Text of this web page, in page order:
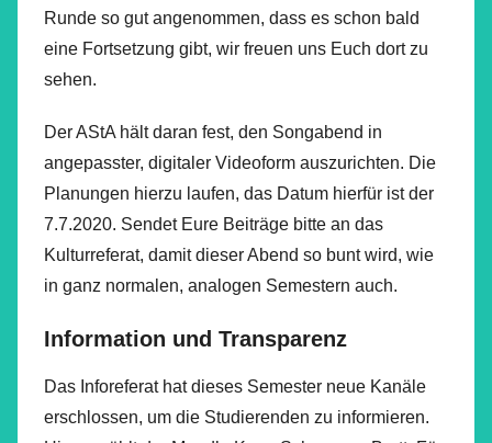
Runde so gut angenommen, dass es schon bald
eine Fortsetzung gibt, wir freuen uns Euch dort zu
sehen.
Der AStA hält daran fest, den Songabend in
angepasster, digitaler Videoform auszurichten. Die
Planungen hierzu laufen, das Datum hierfür ist der
7.7.2020. Sendet Eure Beiträge bitte an das
Kulturreferat, damit dieser Abend so bunt wird, wie
in ganz normalen, analogen Semestern auch.
Information und Transparenz
Das Inforeferat hat dieses Semester neue Kanäle
erschlossen, um die Studierenden zu informieren.